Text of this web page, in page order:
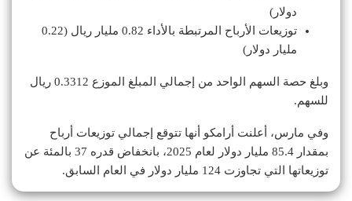
دولار)
توزيعات الأرباح المرتبطة بالأداء 0.82 ملیار ريال (0.22
ملیار دولار)
وبلغ حصة السهم الواحد من إجمالي المبلغ الموزع 0.3312 ريال
للسهم.
وفي مارس، أعلنت أرامكو أنها تتوقع إجمالي توزيعات أرباح
بمقدار 85.4 مليار دولار لعام 2025، بانخفاض قدره 37 بالمئة عن
توزيعاتها التي تجاوزت 124 مليار دولار في العام السابق.